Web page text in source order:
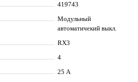
419743
Модульный
автоматичекий выкл.
RX3
4
25 А